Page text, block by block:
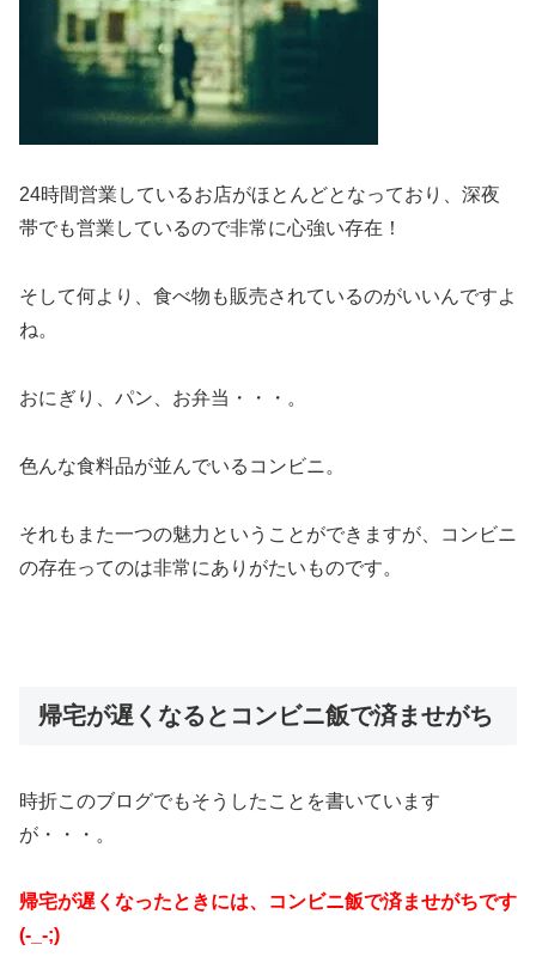
24時間営業しているお店がほとんどとなっており、深夜
帯でも営業しているので非常に心強い存在！
そして何より、食べ物も販売されているのがいいんですよ
ね。
おにぎり、パン、お弁当・・・。
色んな食料品が並んでいるコンビニ。
それもまた一つの魅力ということができますが、コンビニ
の存在ってのは非常にありがたいものです。
帰宅が遅くなるとコンビニ飯で済ませがち
時折このブログでもそうしたことを書いています
が・・・。
帰宅が遅くなったときには、コンビニ飯で済ませがちです
(-_-;)